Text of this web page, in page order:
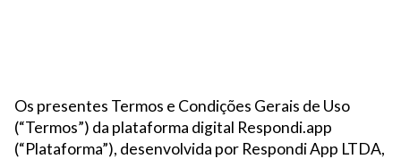
Os presentes Termos e Condições Gerais de Uso
(“Termos”) da plataforma digital Respondi.app
(“Plataforma”), desenvolvida por Respondi App LTDA,